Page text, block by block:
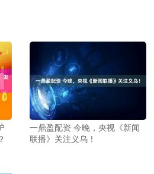
一鼎盈配资 今晚，央视《新闻
联播》关注义乌！